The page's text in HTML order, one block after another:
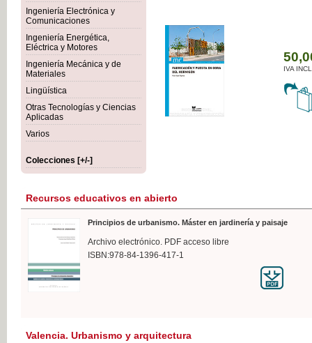
Ingeniería Electrónica y
Comunicaciones
Ingeniería Energética,
Eléctrica y Motores
Ingeniería Mecánica y de
Materiales
Lingüística
Otras Tecnologías y Ciencias
Aplicadas
Varios
Colecciones [+/-]
Recursos educativos en abierto
Principios de urbanismo. Máster en jardinería y paisaje
Archivo electrónico. PDF acceso libre
ISBN:978-84-1396-417-1
Valencia. Urbanismo y arquitectura